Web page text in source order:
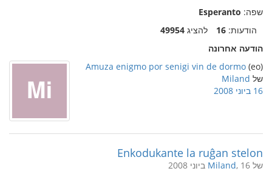
שפה: Esperanto
הודעות: 16 להציג 49954
הודעה אחרונה
(eo)
Amuza enigmo por senigi vin de dormo
של Miland
16 ביוני 2008
Enkodukante la ruĝan stelon
של Miland, 16 ביוני 2008